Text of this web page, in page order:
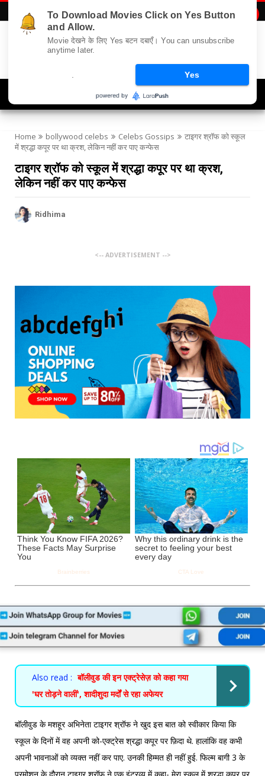
Home bollywood celebs Celebs Gossips
टाइगर श्रॉफ को स्कूल
में श्रद्धा कपूर पर था क्रश, लेकिन नहीं कर पाए कन्फेस
टाइगर श्रॉफ को स्कूल में श्रद्धा कपूर पर था क्रश,
लेकिन नहीं कर पाए कन्फेस
Ridhima
<-- ADVERTISEMENT -->
Also read : बॉलीवुड की इन एक्ट्रेसेज़ को कहा गया
'घर तोड़ने वालीं', शादीशुदा मर्दों से रहा अफेयर
बॉलीवुड के मशहूर अभिनेता टाइगर श्रॉफ ने खुद इस बात को स्वीकार किया कि
स्कूल के दिनों में वह अपनी को-एक्ट्रेस श्रद्धा कपूर पर फ़िदा थे. हालांकि वह कभी
अपनी भावनाओं को व्यक्त नहीं कर पाए. उनकी हिम्मत ही नहीं हुई. फिल्म बागी 3 के
प्रमोशन के दौरान टाइगर श्रॉफ ने एक इंटरव्यू में कहा- मेरा स्कूल में श्रद्धा कपूर पर
To Download Movies Click on Yes Button
and Allow.
Movie देखने के लिए Yes बटन दबाएँ। You can unsubscribe
anytime later.
Yes